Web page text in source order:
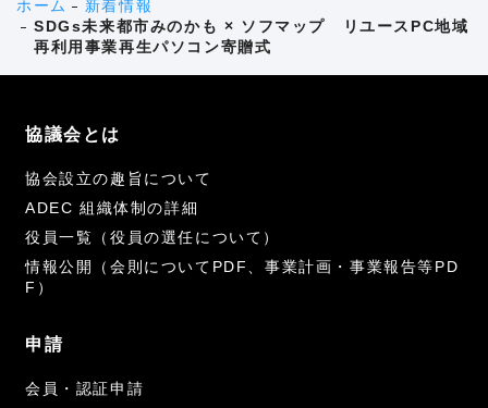
ホーム
新着情報
SDGs未来都市みのかも × ソフマップ リユースPC地域
再利用事業再生パソコン寄贈式
協議会とは
協会設立の趣旨について
ADEC 組織体制の詳細
役員一覧（役員の選任について）
情報公開（会則についてPDF、事業計画・事業報告等PD
F）
申請
会員・認証申請